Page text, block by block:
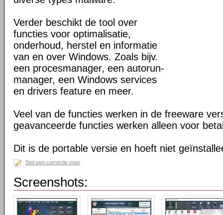
Verder beschikt de tool over
functies voor optimalisatie,
onderhoud, herstel en informatie
van en over Windows. Zoals bijv.
een procesmanager, een autorun-
manager, een Windows services
en drivers feature en meer.
Veel van de functies werken in de freeware
geavanceerde functies werken alleen voor
Dit is de portable versie en hoeft niet
Stel een correctie voor
Screenshots: